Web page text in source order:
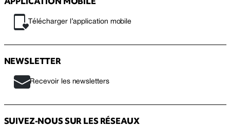
Télécharger l’application mobile
NEWSLETTER
Recevoir les newsletters
SUIVEZ-NOUS SUR LES RÉSEAUX